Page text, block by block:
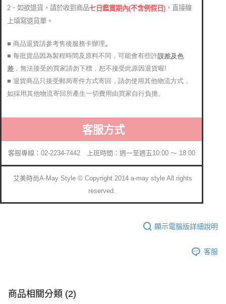
2．如欲退貨，請於收到商品七日鑑賞期內(不含例假日) ，直接線
上填寫退貨單。
■ 商品退貨請參考售後服務卡辦理。
■ 每批貨品因為製程時間及原料不同，可能會有些許誤差及色
差 ，無法接受的買家請勿下標，恕不接受此原因退貨喔!
■ 退貨商品只接受郵局寄件方式寄回，請勿使用其他物流方式，
如採用其他物流寄回所產生一切費用由買家自行負擔。
客服方式
客服專線：02-2234-7442 上班時間：週一至週五10:00 ～ 18:00
艾美時尚A-May Style © Copyright 2014 a-may style All rights
reserved.
顯示電腦版詳細說明
客服
商品相關分類 (2)